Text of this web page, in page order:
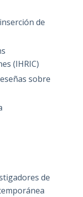
de
(IHRIC)
sobre
de